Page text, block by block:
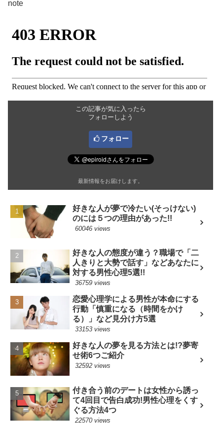
note
この記事が気に入ったら
フォローしよう
フォロー
最新情報をお届けします。
好きな人が夢で冷たい(そっけない)
のには５つの理由があった!!
60046 views
好きな人の態度が違う？職場で「二
人きりと大勢で話す」などあなたに
対する男性心理5選!!
36759 views
恋愛心理学による男性が本命にする
行動「慎重になる（時間をかけ
る）」など見分け方5選
33153 views
好きな人の夢を見る方法とは!?夢寄
せ術6つご紹介
32592 views
付き合う前のデートは女性から誘っ
て4回目で告白成功!男性心理をくす
ぐる方法4つ
22570 views